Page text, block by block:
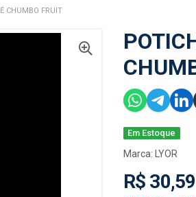
CHUMBO FRUIT
Em Estoque
Marca: LYOR
R$ 30,59